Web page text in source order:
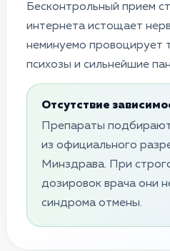
Бесконтрольный прием
интернета истощает
неминуемо провоцирует
психозы и сильнейшие
Отсутствие
Препараты
из официального
Минздрава. При
дозировок врача они
синдрома отмены.